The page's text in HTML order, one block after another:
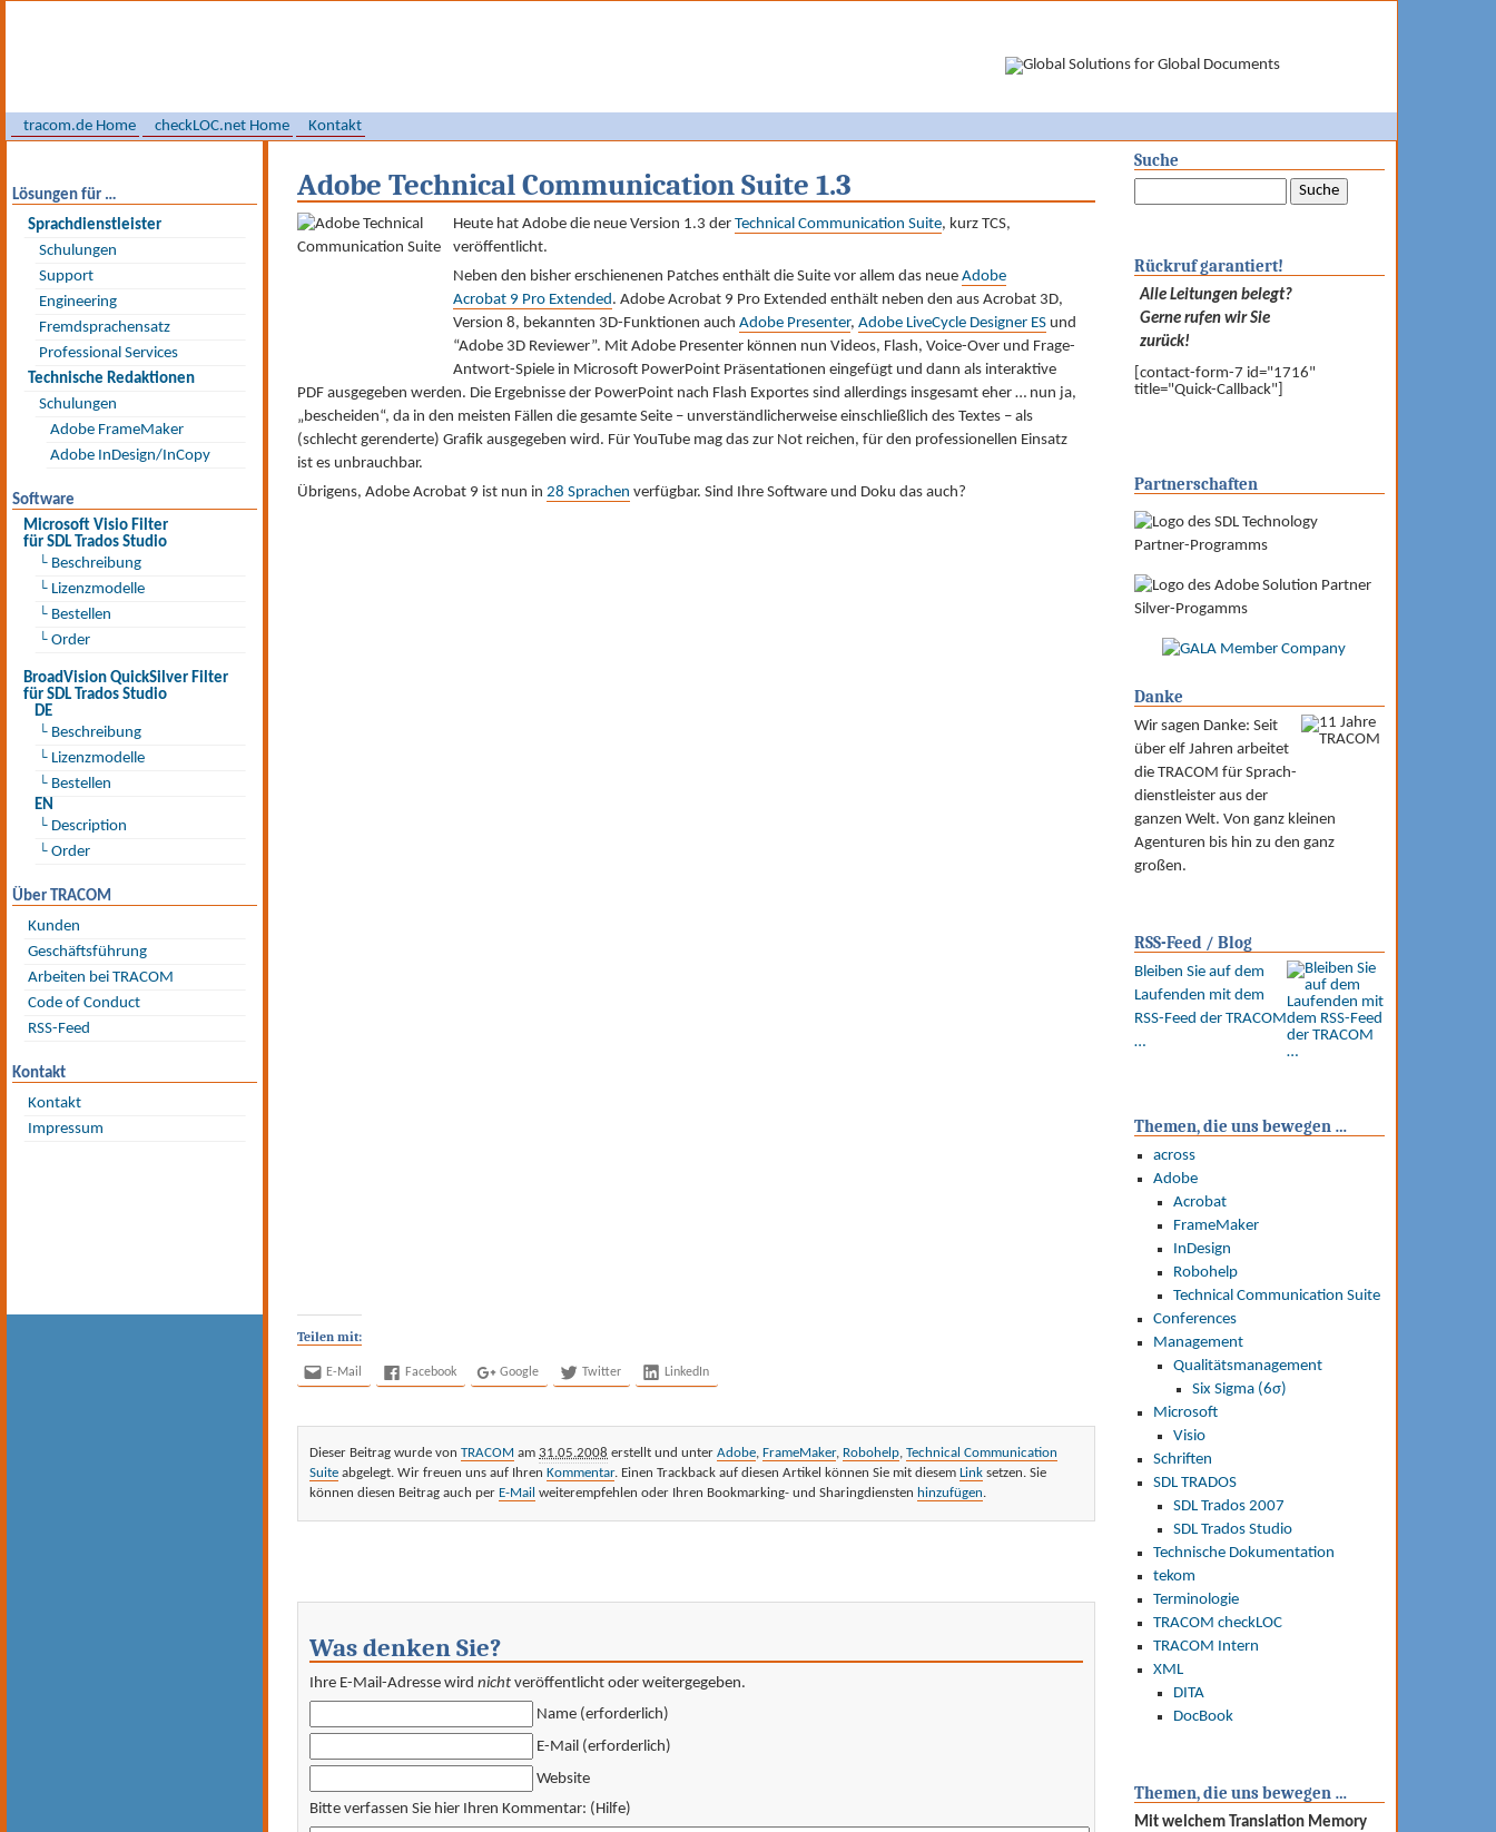
tracom.de Home checkLOC.net Home Kontakt
Lösungen für …
Sprach­dienst­leister
Schulungen
Support
Engineering
Fremdsprachensatz
Professional Services
Technische Redaktionen
Schulungen
Adobe FrameMaker
Adobe InDesign/InCopy
Software
Microsoft Visio Filter
für SDL Trados Studio
└ Beschreibung
└ Lizenzmodelle
└ Bestellen
└ Order
BroadVision QuickSilver Filter
für SDL Trados Studio
DE
└ Beschreibung
└ Lizenzmodelle
└ Bestellen
EN
└ Description
└ Order
Über TRACOM
Kunden
Geschäftsführung
Arbeiten bei TRACOM
Code of Conduct
RSS-Feed
Kontakt
Kontakt
Impressum
Suche
Rückruf garantiert!
Alle Leitungen belegt?
Gerne rufen wir Sie
zurück!
[contact-form-7 id="1716"
title="Quick-Callback"]
Partnerschaften
Danke
Wir sagen Danke: Seit
über elf Jahren arbeitet
die TRACOM für Sprach­
dienst­leister aus der
ganzen Welt. Von ganz kleinen
Agenturen bis hin zu den ganz
großen.
RSS-Feed / Blog
Bleiben Sie auf dem
Laufenden mit dem
RSS-Feed der TRACOM
…
Themen, die uns bewegen …
across
Adobe
Acrobat
FrameMaker
InDesign
Robohelp
Technical Communication Suite
Conferences
Management
Qualitätsmanagement
Six Sigma (6σ)
Microsoft
Visio
Schriften
SDL TRADOS
SDL Trados 2007
SDL Trados Studio
Technische Dokumentation
tekom
Terminologie
TRACOM checkLOC
TRACOM Intern
XML
DITA
DocBook
Themen, die uns bewegen …
Mit welchem Translation Memory
Adobe Technical Communication Suite 1.3
Heute hat Adobe die neue Version 1.3 der Technical Communication Suite, kurz TCS,
veröffentlicht.
Neben den bisher erschienenen Patches enthält die Suite vor allem das neue Adobe
Acrobat 9 Pro Extended. Adobe Acrobat 9 Pro Extended enthält neben den aus Acrobat 3D,
Version 8, bekannten 3D-Funktionen auch Adobe Presenter, Adobe LiveCycle Designer ES und
“Adobe 3D Reviewer”. Mit Adobe Presenter können nun Videos, Flash, Voice-Over und Frage-
Antwort-Spiele in Microsoft PowerPoint Präsentationen eingefügt und dann als interaktive
PDF ausgegeben werden. Die Ergebnisse der PowerPoint nach Flash Exportes sind allerdings insgesamt eher … nun ja,
„bescheiden“, da in den meisten Fällen die gesamte Seite – unverständlicherweise einschließlich des Textes – als
(schlecht gerenderte) Grafik ausgegeben wird. Für YouTube mag das zur Not reichen, für den professionellen Einsatz
ist es unbrauchbar.
Übrigens, Adobe Acrobat 9 ist nun in 28 Sprachen verfügbar. Sind Ihre Software und Doku das auch?
Teilen mit:
E-Mail Facebook Google Twitter LinkedIn
Dieser Beitrag wurde von TRACOM am 31.05.2008 erstellt und unter Adobe, FrameMaker, Robohelp, Technical Communication
Suite abgelegt. Wir freuen uns auf Ihren Kommentar. Einen Trackback auf diesen Artikel können Sie mit diesem Link setzen. Sie
können diesen Beitrag auch per E-Mail weiterempfehlen oder Ihren Bookmarking- und Sharingdiensten hinzufügen.
Was denken Sie?
Ihre E-Mail-Adresse wird nicht veröffentlicht oder weitergegeben.
Name (erforderlich)
E-Mail (erforderlich)
Website
Bitte verfassen Sie hier Ihren Kommentar: (Hilfe)